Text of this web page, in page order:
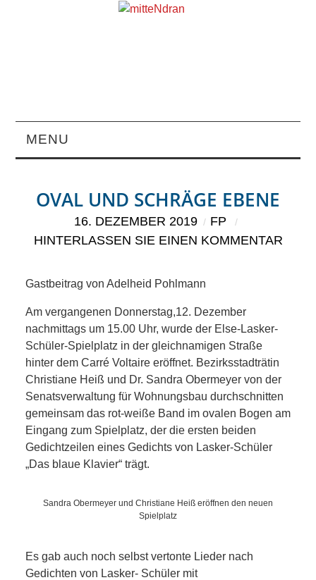
MENU
MAGAZIN
ÜBER UNS
RUBRIKEN
KIEK MA! /
MEINUNG
AUS DEM
KIEZ
GEWERBE
UND
KINDER,
OVAL UND SCHRÄGE EBENE
16. DEZEMBER 2019
FP
HINTERLASSEN SIE EINEN KOMMENTAR
Gastbeitrag von Adelheid Pohlmann
Am vergangenen Donnerstag,12. Dezember
nachmittags um 15.00 Uhr, wurde der Else-Lasker-
Schüler-Spielplatz in der gleichnamigen Straße
hinter dem Carré Voltaire eröffnet. Bezirksstadträtin
Christiane Heiß und Dr. Sandra Obermeyer von der
Senatsverwaltung für Wohnungsbau durchschnitten
gemeinsam das rot-weiße Band im ovalen Bogen am
Eingang zum Spielplatz, der die ersten beiden
Gedichtzeilen eines Gedichts von Lasker-Schüler
„Das blaue Klavier“ trägt.
Sandra Obermeyer und Christiane Heiß eröffnen den neuen
Spielplatz
Es gab auch noch selbst vertonte Lieder nach
Gedichten von Lasker- Schüler mit